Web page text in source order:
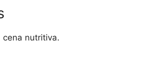
cena nutritiva.